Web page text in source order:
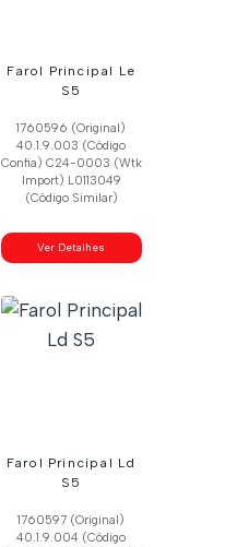
Farol Principal Le
S5
1760596 (Original)
40.1.9.003 (Código
Confia) C24-0003 (Wtk
Import) L0113049
(Código Similar)
Ver Detalhes
Farol Principal Ld
S5
1760597 (Original)
40.1.9.004 (Código